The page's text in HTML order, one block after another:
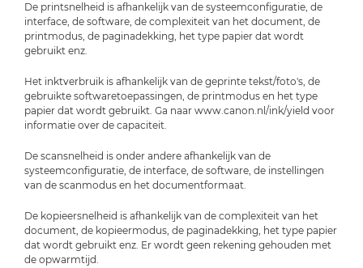
De printsnelheid is afhankelijk van de systeemconfiguratie, de
interface, de software, de complexiteit van het document, de
printmodus, de paginadekking, het type papier dat wordt
gebruikt enz.
Het inktverbruik is afhankelijk van de geprinte tekst/foto's, de
gebruikte softwaretoepassingen, de printmodus en het type
papier dat wordt gebruikt. Ga naar www.canon.nl/ink/yield voor
informatie over de capaciteit.
De scansnelheid is onder andere afhankelijk van de
systeemconfiguratie, de interface, de software, de instellingen
van de scanmodus en het documentformaat.
De kopieersnelheid is afhankelijk van de complexiteit van het
document, de kopieermodus, de paginadekking, het type papier
dat wordt gebruikt enz. Er wordt geen rekening gehouden met
de opwarmtijd.